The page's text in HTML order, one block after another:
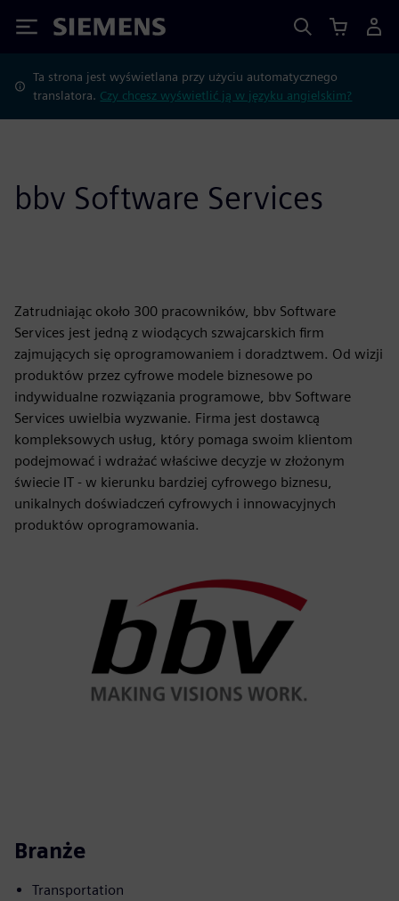
Siemens
Ta strona jest wyświetlana przy użyciu automatycznego
translatora. Czy chcesz wyświetlić ją w języku angielskim?
bbv Software Services
Zatrudniając około 300 pracowników, bbv Software
Services jest jedną z wiodących szwajcarskich firm
zajmujących się oprogramowaniem i doradztwem. Od wizji
produktów przez cyfrowe modele biznesowe po
indywidualne rozwiązania programowe, bbv Software
Services uwielbia wyzwanie. Firma jest dostawcą
kompleksowych usług, który pomaga swoim klientom
podejmować i wdrażać właściwe decyzje w złożonym
świecie IT - w kierunku bardziej cyfrowego biznesu,
unikalnych doświadczeń cyfrowych i innowacyjnych
produktów oprogramowania.
Branże
Transportation